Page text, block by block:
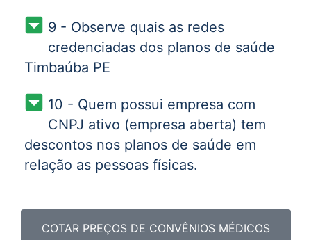
9 - Observe quais as redes
credenciadas dos planos de saúde
Timbaúba PE
10 - Quem possui empresa com
CNPJ ativo (empresa aberta) tem
descontos nos planos de saúde em
relação as pessoas físicas.
COTAR PREÇOS DE CONVÊNIOS MÉDICOS